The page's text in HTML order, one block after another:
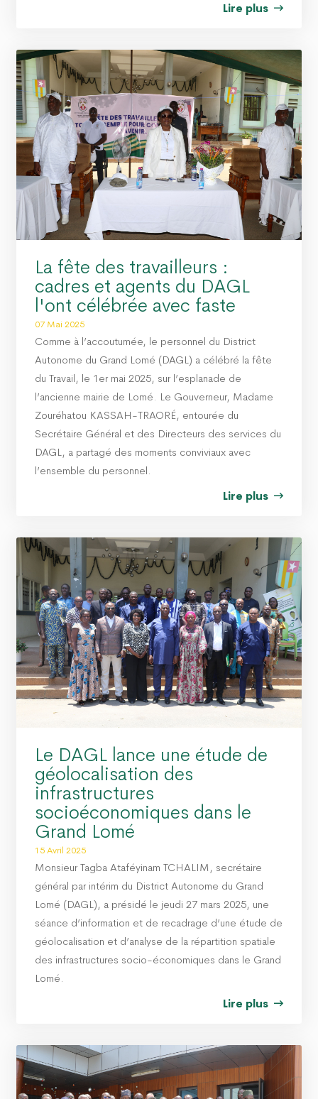
Lire plus
La fête des travailleurs :
cadres et agents du DAGL
l'ont célébrée avec faste
07 Mai 2025
Comme à l’accoutumée, le personnel du District
Autonome du Grand Lomé (DAGL) a célébré la fête
du Travail, le 1er mai 2025, sur l’esplanade de
l’ancienne mairie de Lomé. Le Gouverneur, Madame
Zouréhatou KASSAH-TRAORÉ, entourée du
Secrétaire Général et des Directeurs des services du
DAGL, a partagé des moments conviviaux avec
l’ensemble du personnel.
Lire plus
Le DAGL lance une étude de
géolocalisation des
infrastructures
socioéconomiques dans le
Grand Lomé
15 Avril 2025
Monsieur Tagba Ataféyinam TCHALIM, secrétaire
général par intérim du District Autonome du Grand
Lomé (DAGL), a présidé le jeudi 27 mars 2025, une
séance d’information et de recadrage d’une étude de
géolocalisation et d’analyse de la répartition spatiale
des infrastructures socio-économiques dans le Grand
Lomé.
Lire plus